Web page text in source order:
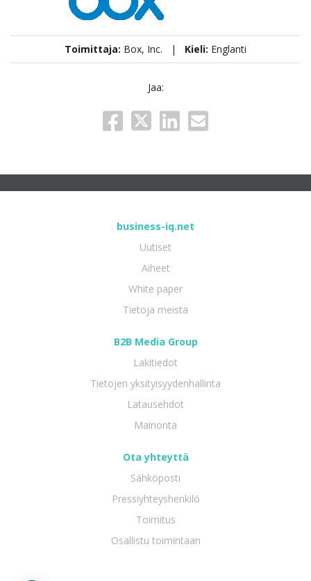
Toimittaja: Box, Inc. | Kieli: Englanti
Jaa:
business-iq.net
Uutiset
Aiheet
White paper
Tietoja meistä
B2B Media Group
Lakitiedot
Tietojen yksityisyydenhallinta
Latausehdot
Mainonta
Ota yhteyttä
Sähköposti
Pressiyhteyshenkilö
Toimitus
Osallistu toimintaan